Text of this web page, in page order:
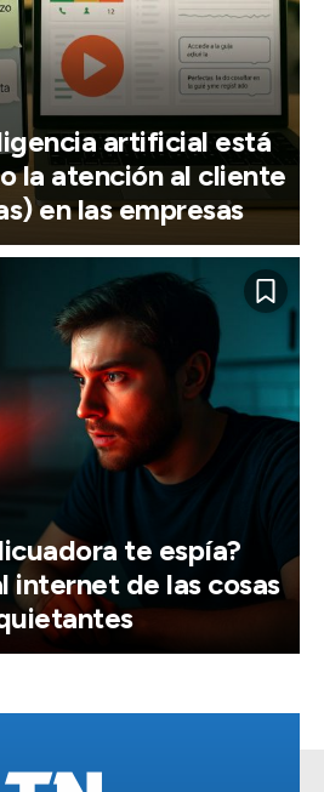
artificial está
la atención al cliente
en las empresas
te espía?
internet de las cosas